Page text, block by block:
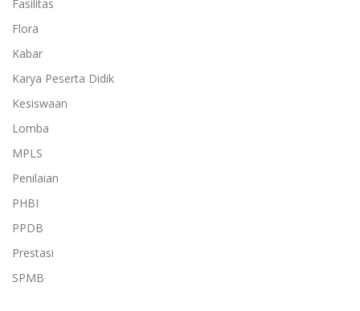
Fasilitas
Flora
Kabar
Karya Peserta Didik
Kesiswaan
Lomba
MPLS
Penilaian
PHBI
PPDB
Prestasi
SPMB